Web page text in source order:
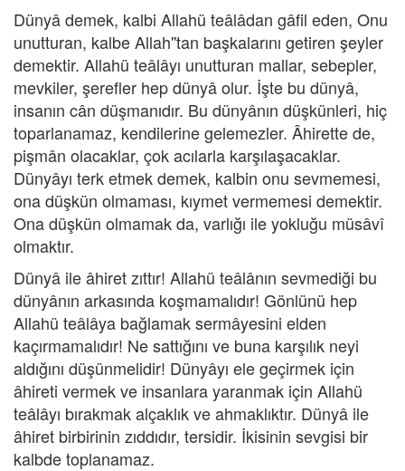
Dünyâ demek, kalbi Allahü teâlâdan gâfil eden, Onu
unutturan, kalbe Allah''tan başkalarını getiren şeyler
demektir. Allahü teâlâyı unutturan mallar, sebepler,
mevkiler, şerefler hep dünyâ olur. İşte bu dünyâ,
insanın cân düşmanıdır. Bu dünyânın düşkünleri, hiç
toparlanamaz, kendilerine gelemezler. Âhirette de,
pişmân olacaklar, çok acılarla karşılaşacaklar.
Dünyâyı terk etmek demek, kalbin onu sevmemesi,
ona düşkün olmaması, kıymet vermemesi demektir.
Ona düşkün olmamak da, varlığı ile yokluğu müsâvî
olmaktır.
Dünyâ ile âhiret zıttır! Allahü teâlânın sevmediği bu
dünyânın arkasında koşmamalıdır! Gönlünü hep
Allahü teâlâya bağlamak sermâyesini elden
kaçırmamalıdır! Ne sattığını ve buna karşılık neyi
aldığını düşünmelidir! Dünyâyı ele geçirmek için
âhireti vermek ve insanlara yaranmak için Allahü
teâlâyı bırakmak alçaklık ve ahmaklıktır. Dünyâ ile
âhiret birbirinin zıddıdır, tersidir. İkisinin sevgisi bir
kalbde toplanamaz.